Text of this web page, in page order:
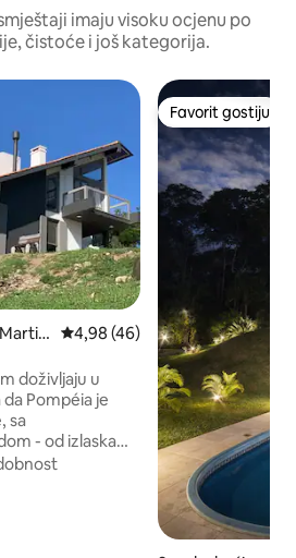
imaju visoku ocjenu po
čistoće i još kategorija.
Prosječna ocjena: 4,98 od 5,
4,98 (46)
doživljaju u
Pompéia je
sa
- od izlaska
svaki trenutak
Favorit gostiju
Favorit gostiju